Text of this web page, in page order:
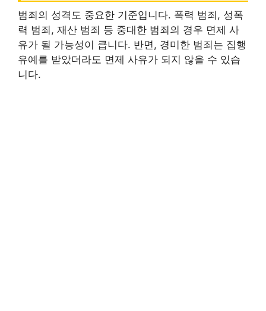
범죄의 성격도 중요한 기준입니다. 폭력 범죄, 성폭
력 범죄, 재산 범죄 등 중대한 범죄의 경우 면제 사
유가 될 가능성이 큽니다. 반면, 경미한 범죄는 집행
유예를 받았더라도 면제 사유가 되지 않을 수 있습
니다.